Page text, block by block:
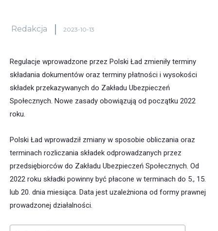
Redakcja 2023-10-13
Regulacje wprowadzone przez Polski Ład zmieniły terminy
składania dokumentów oraz terminy płatności i wysokości
składek przekazywanych do Zakładu Ubezpieczeń
Społecznych. Nowe zasady obowiązują od początku 2022
roku.
Polski Ład wprowadził zmiany w sposobie obliczania oraz
terminach rozliczania składek odprowadzanych przez
przedsiębiorców do Zakładu Ubezpieczeń Społecznych. Od
2022 roku składki powinny być płacone w terminach do 5., 15.
lub 20. dnia miesiąca. Data jest uzależniona od formy prawnej
prowadzonej działalności.